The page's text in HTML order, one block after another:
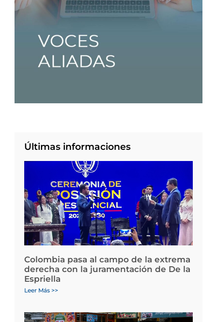
Últimas informaciones
Colombia pasa al campo de la extrema
derecha con la juramentación de De la
Espriella
Leer Más >>